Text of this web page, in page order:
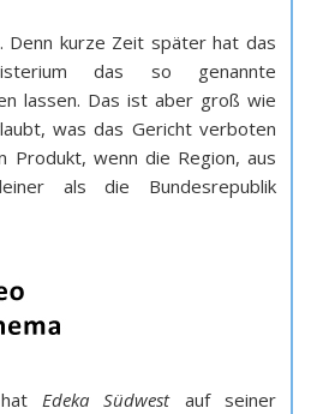
Denn kurze Zeit später hat das
das so genannte
lassen. Das ist aber groß wie
was das Gericht verboten
Produkt, wenn die Region, aus
als die Bundesrepublik
hatEdeka Südwestauf seiner